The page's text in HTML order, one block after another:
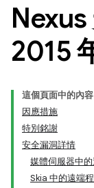
2015
這個頁面中的內容
因應措施
特別銘謝
安全漏洞詳情
媒體伺服器中
Skia 中的遠端